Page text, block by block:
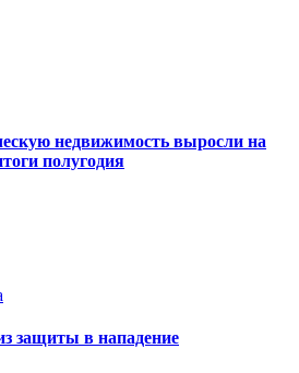
недвижимость выросли на
полугодия
защиты в нападение